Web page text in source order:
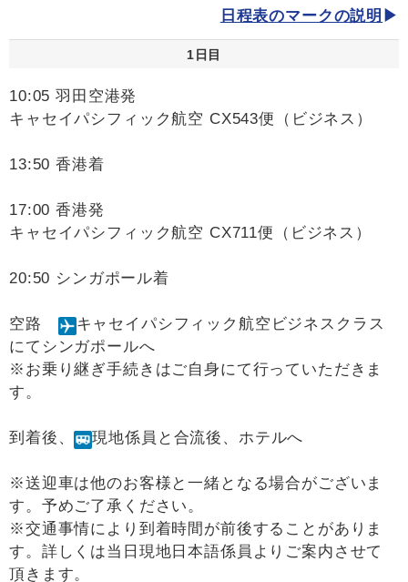
日程表のマークの説明
1日目
10:05 羽田空港発
キャセイパシフィック航空 CX543便（ビジネス）
13:50 香港着
17:00 香港発
キャセイパシフィック航空 CX711便（ビジネス）
20:50 シンガポール着
空路
キャセイパシフィック航空ビジネスクラス
にてシンガポールへ
※お乗り継ぎ手続きはご自身にて行っていただきま
す。
到着後、 現地係員と合流後、ホテルへ
※送迎車は他のお客様と一緒となる場合がございま
す。予めご了承ください。
※交通事情により到着時間が前後することがありま
す。詳しくは当日現地日本語係員よりご案内させて
頂きます。